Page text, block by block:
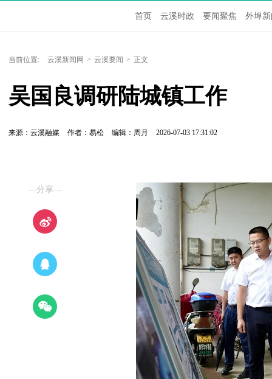
首页 云溪时政 要闻聚焦 外埠
当前位置: 云溪新闻网 > 云溪要闻 > 正文
吴国良调研陆城镇工作
来源：云溪融媒 作者：易松 编辑：周月 2026-07-03 17:31:02
—分享—